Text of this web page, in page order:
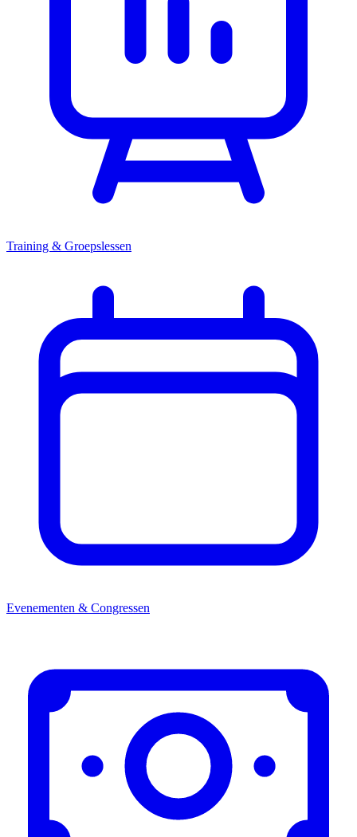
Training & Groepslessen
Evenementen & Congressen